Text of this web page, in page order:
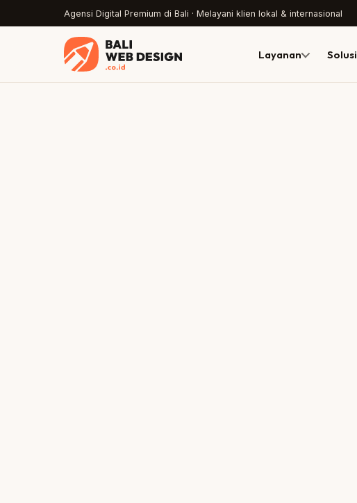
Agensi Digital Premium di Bali · Melayani klien lokal & internasional
Layanan Solusi